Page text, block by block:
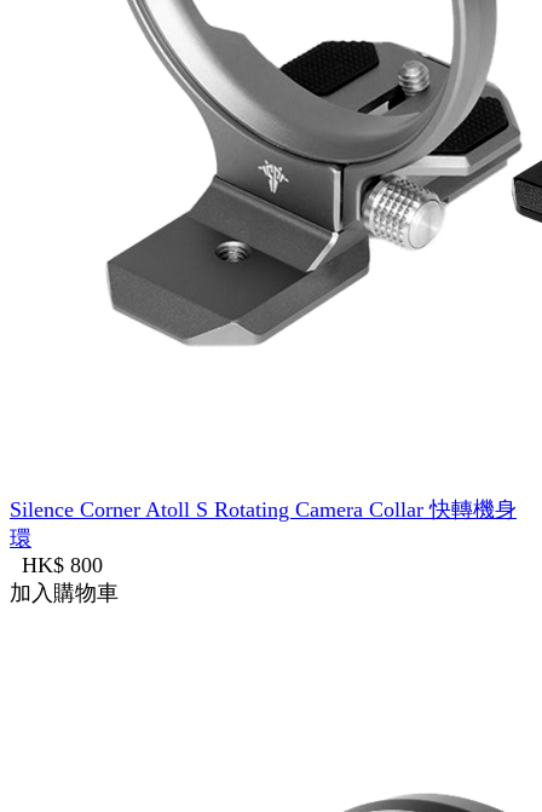
Silence Corner Atoll S Rotating Camera Collar 快轉機身
環
HK$ 800
加入購物車